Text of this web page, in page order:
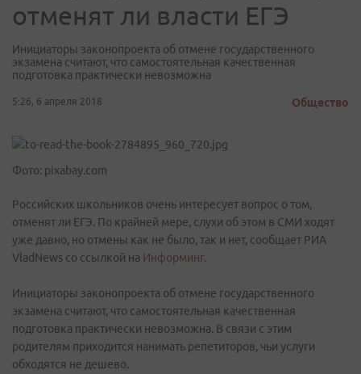
отменят ли власти ЕГЭ
Инициаторы законопроекта об отмене государственного
экзамена считают, что самостоятельная качественная
подготовка практически невозможна
5:26, 6 апреля 2018 Общество
Фото: pixabay.com
Российских школьников очень интересует вопрос о том,
отменят ли ЕГЭ. По крайней мере, слухи об этом в СМИ ходят
уже давно, но отмены как не было, так и нет, сообщает РИА
VladNews со ссылкой на Информинг.
Инициаторы законопроекта об отмене государственного
экзамена считают, что самостоятельная качественная
подготовка практически невозможна. В связи с этим
родителям приходится нанимать репетиторов, чьи услуги
обходятся не дешево.